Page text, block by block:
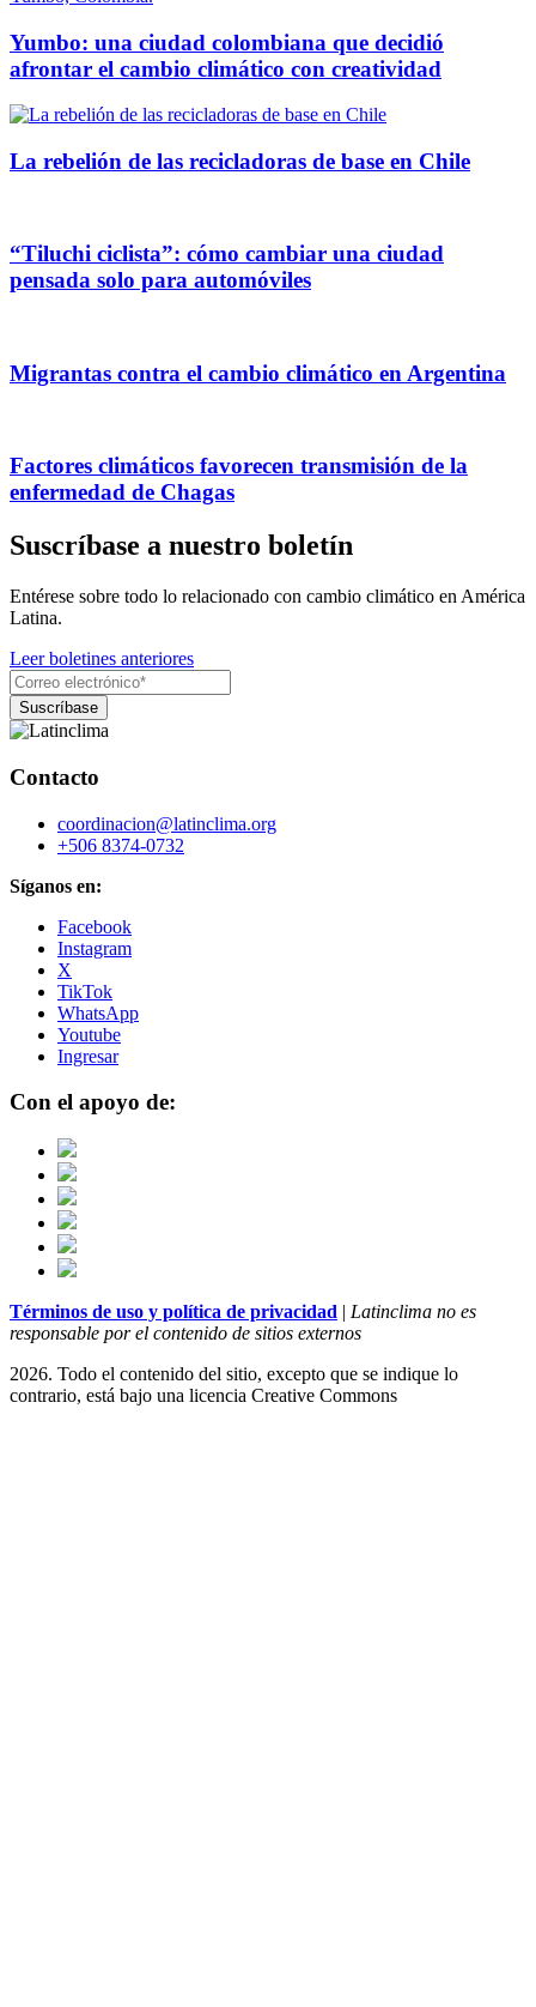
Yumbo: una ciudad colombiana que decidió
afrontar el cambio climático con creatividad
La rebelión de las recicladoras de base en Chile
“Tiluchi ciclista”: cómo cambiar una ciudad
pensada solo para automóviles
Migrantas contra el cambio climático en Argentina
Factores climáticos favorecen transmisión de la
enfermedad de Chagas
Suscríbase a nuestro boletín
Entérese sobre todo lo relacionado con cambio climático en América
Latina.
Leer boletines anteriores
Contacto
coordinacion@latinclima.org
+506 8374-0732
Síganos en:
Facebook
Instagram
X
TikTok
WhatsApp
Youtube
Ingresar
Con el apoyo de:
Términos de uso y política de privacidad | Latinclima no es
responsable por el contenido de sitios externos
2026. Todo el contenido del sitio, excepto que se indique lo
contrario, está bajo una licencia Creative Commons